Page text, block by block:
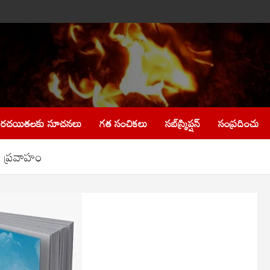
రచయితలకు సూచనలు గత సంచికలు సబ్‌స్క్రిప్షన్ సంప్రదించు
ప్రవాహం